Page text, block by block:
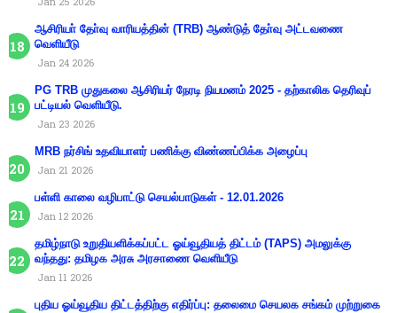
ஆசிரியா் தோ்வு வாரியத்தின் (TRB) ஆண்டுத் தோ்வு அட்டவணை
வெளியீடு
Jan 24 2026
PG TRB முதுகலை ஆசிரியர் நேரடி நியமனம் 2025 - தற்காலிக தெரிவுப்
பட்டியல் வெளியீடு.
Jan 23 2026
MRB நர்சிங் உதவியாளர் பணிக்கு விண்ணப்பிக்க அழைப்பு
Jan 21 2026
பள்ளி காலை வழிபாட்டு செயல்பாடுகள் - 12.01.2026
Jan 12 2026
தமிழ்நாடு உறுதியளிக்கப்பட்ட ஓய்வூதியத் திட்டம் (TAPS) அமலுக்கு
வந்தது: தமிழக அரசு அரசாணை வெளியீடு
Jan 11 2026
புதிய ஓய்வூதிய திட்டத்திற்கு எதிர்ப்பு: தலைமை செயலக சங்கம் முற்றுகை